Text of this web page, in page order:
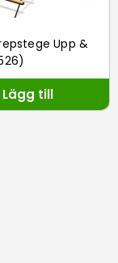
Upp &
Lägg till